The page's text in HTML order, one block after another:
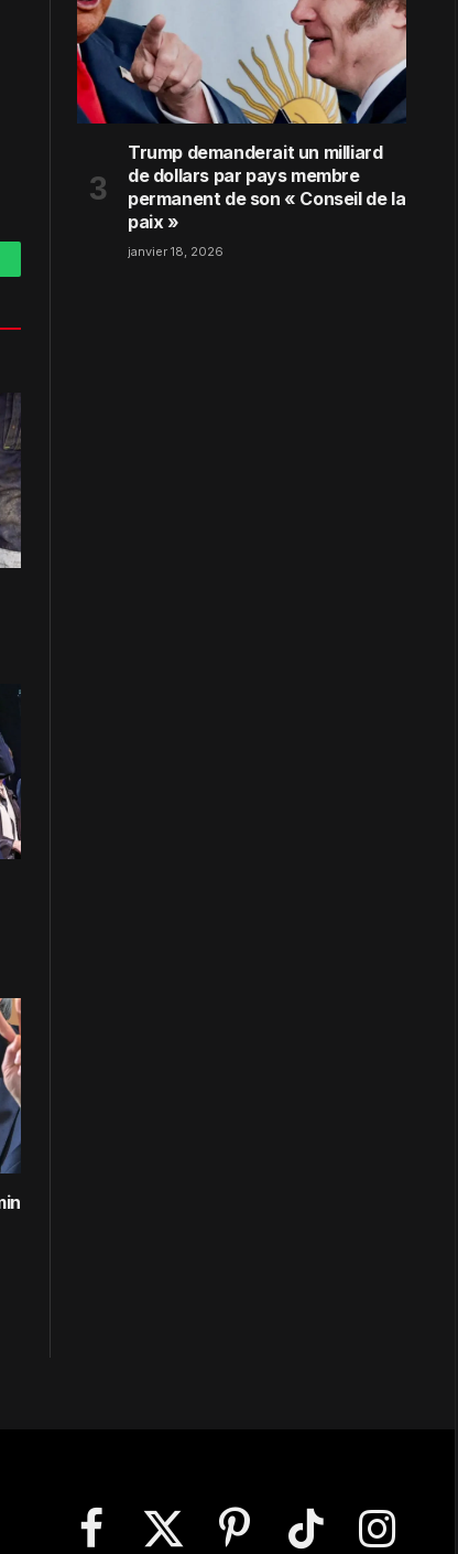
Trump demanderait un milliard
de dollars par pays membre
permanent de son « Conseil de la
paix »
janvier 18, 2026
FacebookX
Pinterest TikTok Instagram